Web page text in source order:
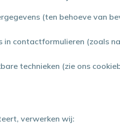
(ten behoeve van
in contactformulieren (zoals
technieken (zie ons
verwerken wij: